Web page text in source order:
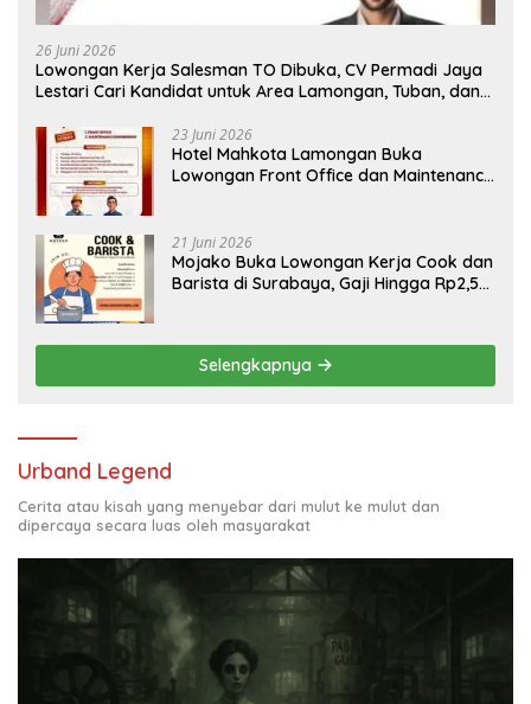
26 Juni 2026
Lowongan Kerja Salesman TO Dibuka, CV Permadi Jaya
Lestari Cari Kandidat untuk Area Lamongan, Tuban, dan
23 Juni 2026
Hotel Mahkota Lamongan Buka
Lowongan Front Office dan Maintenance
21 Juni 2026
Mojako Buka Lowongan Kerja Cook dan
Barista di Surabaya, Gaji Hingga Rp2,5
Selengkapnya
Urband Legend
Cerita atau kisah yang menyebar dari mulut ke mulut dan
dipercaya secara luas oleh masyarakat